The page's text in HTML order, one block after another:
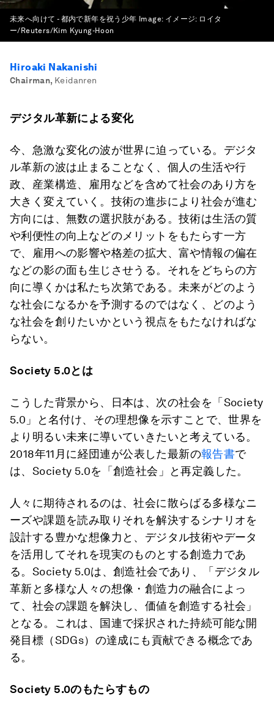
未来へ向けて - 都内で新年を祝う少年 Image: イメージ: ロイタ
ー/Reuters/Kim Kyung-Hoon
Hiroaki Nakanishi
Chairman, Keidanren
デジタル革新による変化
今、急激な変化の波が世界に迫っている。デジタ
ル革新の波は止まることなく、個人の生活や行
政、産業構造、雇用などを含めて社会のあり方を
大きく変えていく。技術の進歩により社会が進む
方向には、無数の選択肢がある。技術は生活の質
や利便性の向上などのメリットをもたらす一方
で、雇用への影響や格差の拡大、富や情報の偏在
などの影の面も生じさせうる。それをどちらの方
向に導くかは私たち次第である。未来がどのよう
な社会になるかを予測するのではなく、どのよう
な社会を創りたいかという視点をもたなければな
らない。
Society 5.0とは
こうした背景から、日本は、次の社会を「Society
5.0」と名付け、その理想像を示すことで、世界を
より明るい未来に導いていきたいと考えている。
2018年11月に経団連が公表した最新の報告書で
は、Society 5.0を「創造社会」と再定義した。
人々に期待されるのは、社会に散らばる多様なニ
ーズや課題を読み取りそれを解決するシナリオを
設計する豊かな想像力と、デジタル技術やデータ
を活用してそれを現実のものとする創造力であ
る。Society 5.0は、創造社会であり、「デジタル
革新と多様な人々の想像・創造力の融合によっ
て、社会の課題を解決し、価値を創造する社会」
となる。これは、国連で採択された持続可能な開
発目標（SDGs）の達成にも貢献できる概念であ
る。
Society 5.0のもたらすもの